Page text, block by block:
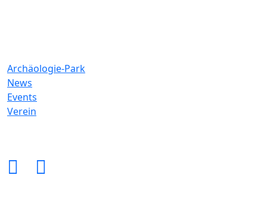
Archäologie-Park
News
Events
Verein